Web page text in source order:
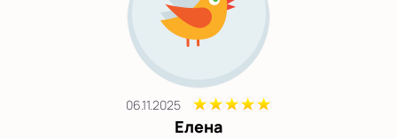
06.11.2025
Елена